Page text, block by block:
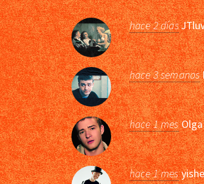
hace 2 días
hace 3 semanas
hace 1 mes
hace 1 mes